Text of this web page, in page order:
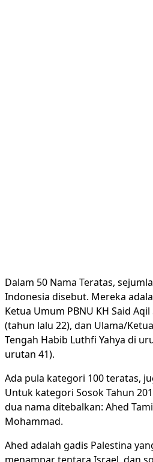
Dalam 50 Nama Teratas,
Indonesia disebut. Mereka
Ketua Umum PBNU KH Said
(tahun lalu 22), dan Ulama/
Tengah Habib Luthfi Yahya di
urutan 41).
Ada pula kategori 100 teratas,
Untuk kategori Sosok Tahun
dua nama ditebalkan: Ahed
Mohammad.
Ahed adalah gadis Palestina